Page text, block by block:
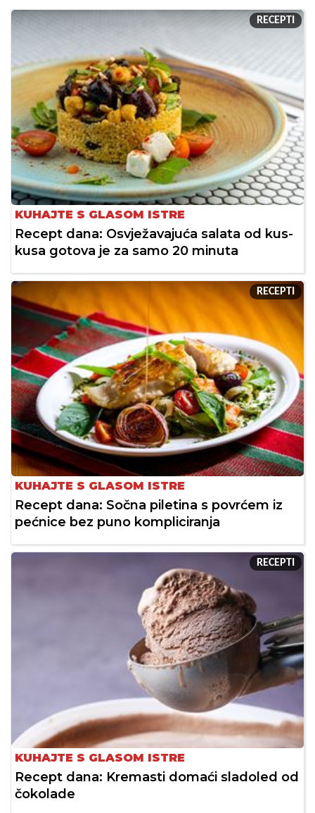
RECEPTI
KUHAJTE S GLASOM ISTRE
Recept dana: Osvježavajuća salata od kus-
kusa gotova je za samo 20 minuta
RECEPTI
KUHAJTE S GLASOM ISTRE
Recept dana: Sočna piletina s povrćem iz
pećnice bez puno kompliciranja
RECEPTI
KUHAJTE S GLASOM ISTRE
Recept dana: Kremasti domaći sladoled od
čokolade